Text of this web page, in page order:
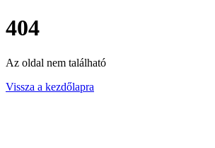
404
Az oldal nem található
Vissza a kezdőlapra